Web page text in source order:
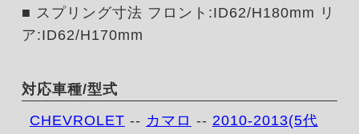
■ スプリング寸法 フロント:ID62/H180mm リ
ア:ID62/H170mm
対応車種/型式
CHEVROLET -- カマロ -- 2010-2013(5代